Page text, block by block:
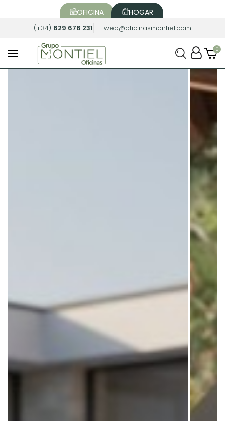
OFICINA HOGAR
(+34) 629 676 231 web@oficinasmontiel.com